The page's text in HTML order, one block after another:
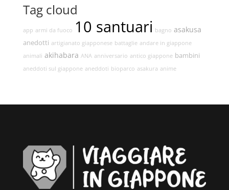
Tag cloud
app armi da fuoco 10 santuari bagno asakusa
anedotti artigianato giapponese battaglie andare in giappone
animali akihabara ANA anniversario antico giappone bambini
aneddoti sul giappone aneddoti bioparco asakura anime